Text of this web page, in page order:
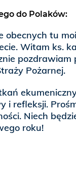
do Polaków:
obecnych tu
Witam ks.
pozdrawiam
Pożarnej.
i refleksji.
Niech
roku!